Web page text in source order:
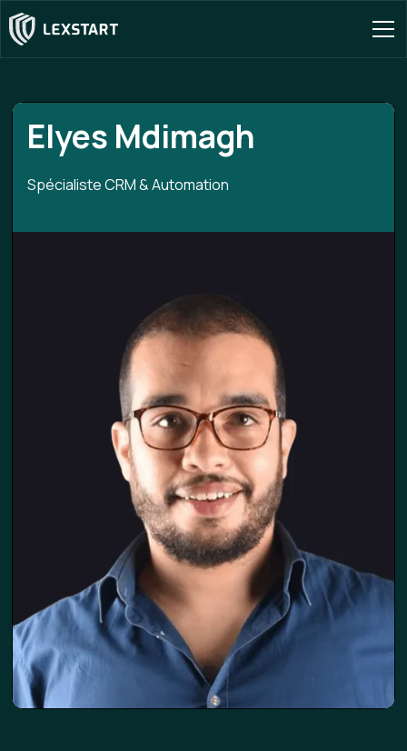
Elyes Mdimagh
Spécialiste CRM & Automation